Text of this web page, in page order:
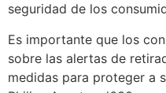
seguridad de los
Es importante que los
sobre las alertas de
medidas para proteger a